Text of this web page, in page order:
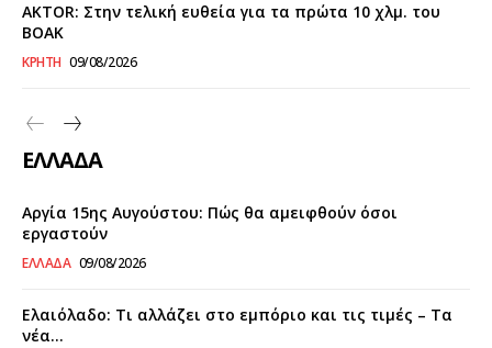
AKTOR: Στην τελική ευθεία για τα πρώτα 10 χλμ. του
ΒΟΑΚ
ΚΡΗΤΗ 09/08/2026
ΕΛΛΑΔΑ
Αργία 15ης Αυγούστου: Πώς θα αμειφθούν όσοι
εργαστούν
ΕΛΛΑΔΑ 09/08/2026
Ελαιόλαδο: Τι αλλάζει στο εμπόριο και τις τιμές – Τα
νέα...